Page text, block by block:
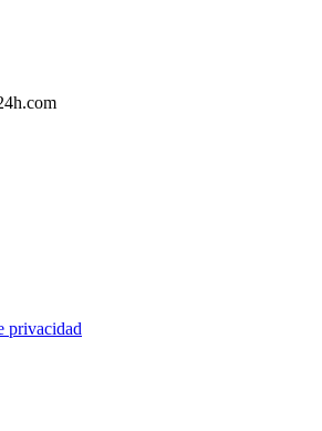
privacidad